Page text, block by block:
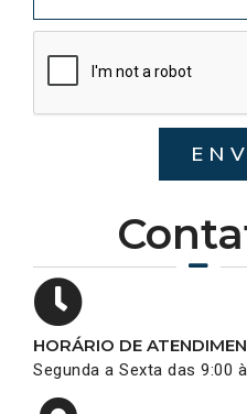
HORÁRIO DE
Segunda a Sexta das 9:00